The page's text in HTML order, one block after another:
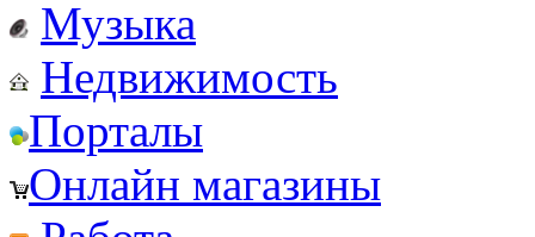
Музыка
Недвижимость
Порталы
Онлайн магазины